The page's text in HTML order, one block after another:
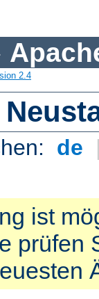
2.4
de
ist
prüfen